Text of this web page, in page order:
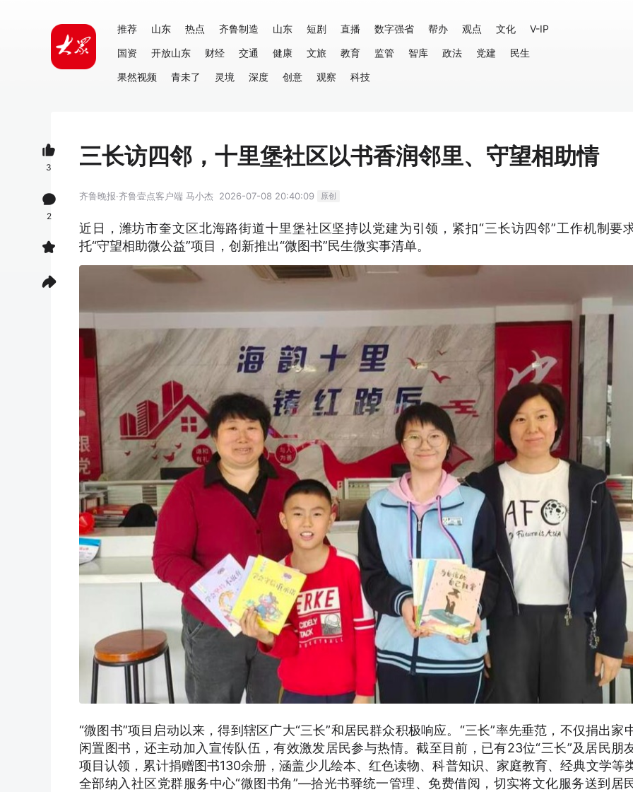
推荐 山东 热点 齐鲁制造 山东 短剧 直播 数字强省 帮办 观点 文化
V-IP
国资
开放山东 财经 交通 健康 文旅 教育 监管 智库 政法 党建
民生
果然视频
青未了 灵境 深度 创意 观察 科技
三长访四邻，十里堡社区以书香润邻里、守望相助情
齐鲁晚报·齐鲁壹点客户端 马小杰 2026-07-08 20:40:09 原创
近日，潍坊市奎文区北海路街道十里堡社区坚持以党建为引领，紧扣“三长访四邻”工作机制要
托“守望相助微公益”项目，创新推出“微图书”民生微实事清单。
“微图书”项目启动以来，得到辖区广大“三长”和居民群众积极响应。“三长”率先垂范，不仅捐出家
闲置图书，还主动加入宣传队伍，有效激发居民参与热情。截至目前，已有23位“三长”及居民朋
项目认领，累计捐赠图书130余册，涵盖少儿绘本、红色读物、科普知识、家庭教育、经典文学等
全部纳入社区党群服务中心“微图书角”—拾光书驿统一管理、免费借阅，切实将文化服务送到居
3
2